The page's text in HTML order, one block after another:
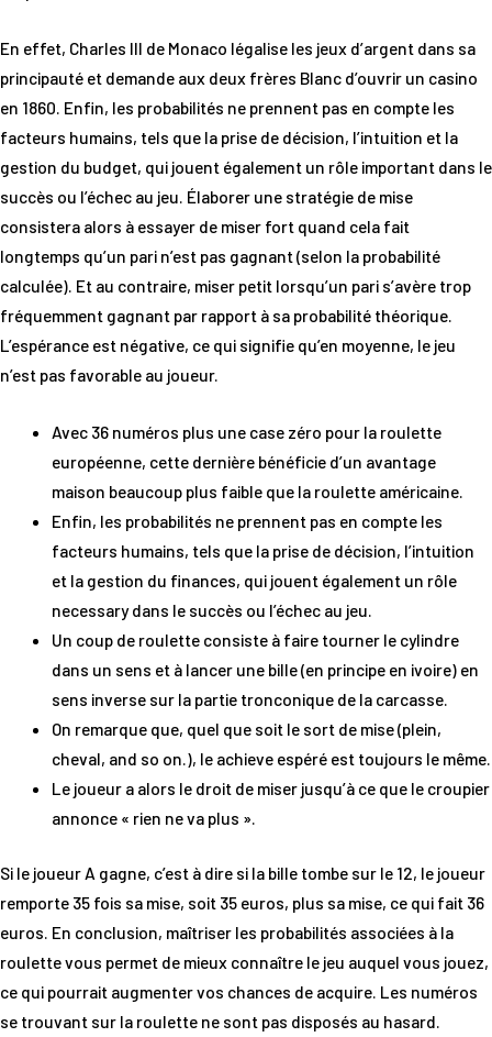
En effet, Charles III de Monaco légalise les jeux d’argent dans sa
principauté et demande aux deux frères Blanc d’ouvrir un casino
en 1860. Enfin, les probabilités ne prennent pas en compte les
facteurs humains, tels que la prise de décision, l’intuition et la
gestion du budget, qui jouent également un rôle important dans le
succès ou l’échec au jeu. Élaborer une stratégie de mise
consistera alors à essayer de miser fort quand cela fait
longtemps qu’un pari n’est pas gagnant (selon la probabilité
calculée). Et au contraire, miser petit lorsqu’un pari s’avère trop
fréquemment gagnant par rapport à sa probabilité théorique.
L’espérance est négative, ce qui signifie qu’en moyenne, le jeu
n’est pas favorable au joueur.
Avec 36 numéros plus une case zéro pour la roulette
européenne, cette dernière bénéficie d’un avantage
maison beaucoup plus faible que la roulette américaine.
Enfin, les probabilités ne prennent pas en compte les
facteurs humains, tels que la prise de décision, l’intuition
et la gestion du finances, qui jouent également un rôle
necessary dans le succès ou l’échec au jeu.
Un coup de roulette consiste à faire tourner le cylindre
dans un sens et à lancer une bille (en principe en ivoire) en
sens inverse sur la partie tronconique de la carcasse.
On remarque que, quel que soit le sort de mise (plein,
cheval, and so on.), le achieve espéré est toujours le même.
Le joueur a alors le droit de miser jusqu’à ce que le croupier
annonce « rien ne va plus ».
Si le joueur A gagne, c’est à dire si la bille tombe sur le 12, le joueur
remporte 35 fois sa mise, soit 35 euros, plus sa mise, ce qui fait 36
euros. En conclusion, maîtriser les probabilités associées à la
roulette vous permet de mieux connaître le jeu auquel vous jouez,
ce qui pourrait augmenter vos chances de acquire. Les numéros
se trouvant sur la roulette ne sont pas disposés au hasard.